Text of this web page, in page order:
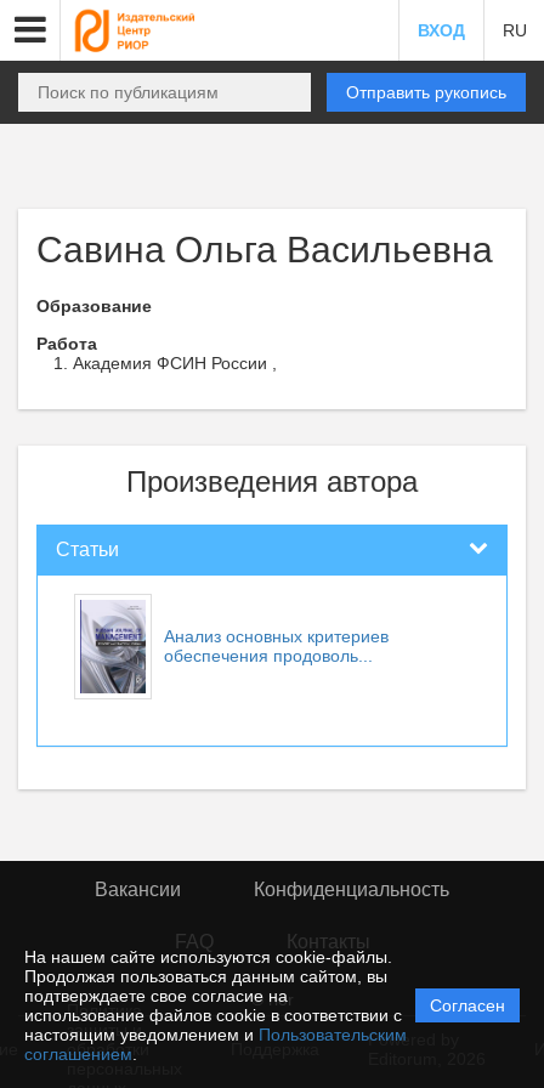
На нашем сайте используются cookie-файлы.
Продолжая пользоваться данным сайтом, вы
подтверждаете свое согласие на
использование файлов cookie в соответствии с
настоящим уведомлением и Пользовательским
соглашением
Согласен
ВХОД RU
Отправить рукопись
Савина Ольга Васильевна
Образование
Работа
Академия ФСИН России ,
Произведения автора
Статьи
Анализ основных критериев
обеспечения продоволь...
Вакансии Конфиденциальность
FAQ Контакты
© rior
Политика
защиты и
обработки
Powered by